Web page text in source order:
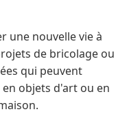
une nouvelle vie à
de bricolage ou
qui peuvent
objets d'art ou en